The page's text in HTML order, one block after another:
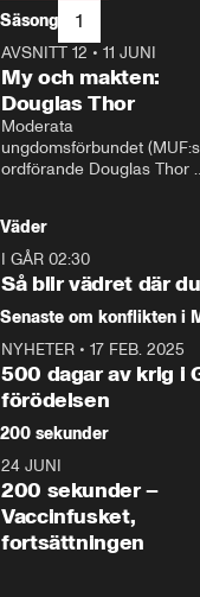
Säsong 1
AVSNITT 12 • 11 JUNI
My och makten:
Douglas Thor
Moderata
ungdomsförbundet
ordförande Douglas Thor
tonårsutvisningarna och
Moderaterna ska locka
väljare till valet i höst.
Väder
I GÅR 02:30
Så blir vädret där
Senaste om konflikten i
NYHETER • 17 FEB. 2025
500 dagar av krig i
förödelsen
200 sekunder
24 JUNI
200 sekunder –
Vaccinfusket,
fortsättningen